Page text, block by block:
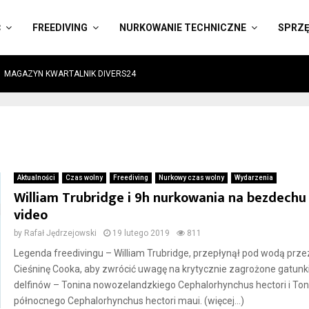
FREEDIVING NURKOWANIE TECHNICZNE
MAGAZYN KWARTALNIK DIVERS24
Aktualności Czas wolny Freediving Nurkowy czas wolny Wydarzenia
William Trubridge i 9h nurkowania na
video
by Rafał Jędrzejowski 19 lutego 2019 811
Legenda freedivingu – William Trubridge, przepłynął pod wodą
Cieśninę Cooka, aby zwrócić uwagę na krytycznie zagrożone gatunki
delfinów – Tonina nowozelandzkiego Cephalorhynchus hectori i
północnego Cephalorhynchus hectori maui. (więcej…)